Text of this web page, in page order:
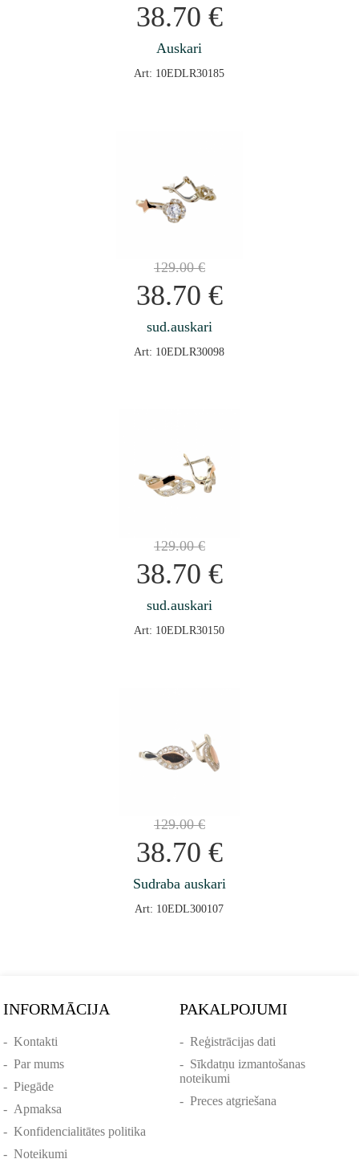
38.70 €
Auskari
Art: 10EDLR30185
129.00€
38.70 €
sud.auskari
Art: 10EDLR30098
129.00€
38.70 €
sud.auskari
Art: 10EDLR30150
129.00€
38.70 €
Sudraba auskari
Art: 10EDL300107
INFORMĀCIJA
-Kontakti
-Par mums
-Piegāde
- Apmaksa
-Konfidencialitātes politika
-Noteikumi
PAKALPOJUMI
- Reģistrācijas dati
- Sīkdatņu izmantošanas
noteikumi
- Preces atgriešana